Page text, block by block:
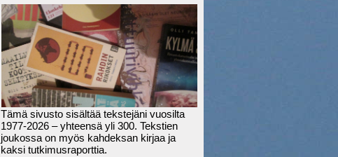
Tämä sivusto sisältää tekstejäni vuosilta
1977-2026 – yhteensä yli 300. Tekstien
joukossa on myös kahdeksan kirjaa ja
kaksi tutkimusraporttia.